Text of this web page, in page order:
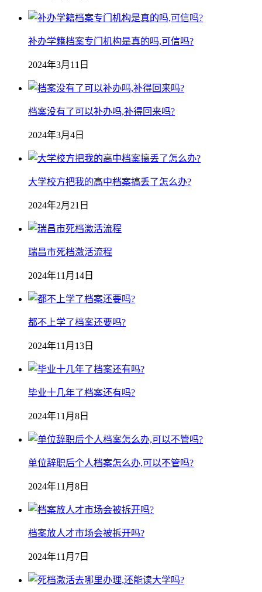
补办学籍档案专门机构是真的吗,可信吗?
2024年3月11日
档案没有了可以补办吗,补得回来吗?
2024年3月4日
大学校方把我的高中档案搞丢了怎么办?
2024年2月21日
瑞昌市死档激活流程
2024年11月14日
都不上学了档案还要吗?
2024年11月13日
毕业十几年了档案还有吗?
2024年11月8日
单位辞职后个人档案怎么办,可以不管吗?
2024年11月8日
档案放人才市场会被拆开吗?
2024年11月7日